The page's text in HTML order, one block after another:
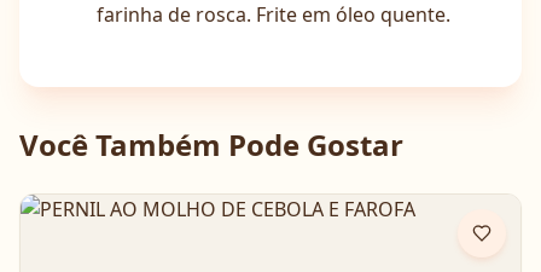
farinha de rosca. Frite em óleo quente.
Você Também Pode Gostar